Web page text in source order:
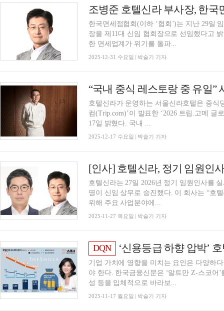
조병준 호텔신라 부사장, 한국
한국면세점협회(이하 ‘협회’)는 지난 29일
장을 제11대 신임 협회장으로 선임했다고
한 면세업계가 위기를 돌파...
2025-12-31 수요일 | 박슬기 기자
호텔신라가 운영하는 서울신라호텔은 중식
컴(Trip.com)’이 발표한 ‘2026 트립.고메 글
17일 밝혔다. 국내 ...
2025-12-17 수요일 | 박슬기 기자
[인사] 호텔신라, 정기 임원인
호텔신라는 27일 2026년 정기 임원인사를
명이 신임 상무로 승진했다. 이 회사는 “호텔신라는 미래 리더십 확보 및 사업 경쟁력 강화를
위해 주요 사업분야에...
2025-11-27 목요일 | 박슬기 기자
DQN ‘신용등급 하향 압박’ 호텔신라, 근
기업 가치에 영향을 미치는 요인은 다양하
야 한다. 한국금융신문은 ‘알트만 Z-스코어
성 등을 입체적으로 바라보...
2025-11-17 월요일 | 박슬기 기자